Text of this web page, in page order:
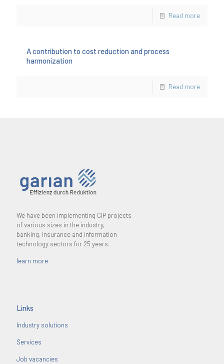
Read more
A contribution to cost reduction and process
harmonization
Read more
We have been implementing CIP projects
of various sizes in the industry,
banking, insurance and information
technology sectors for 25 years.
learn more
Links
Industry solutions
Services
Job vacancies